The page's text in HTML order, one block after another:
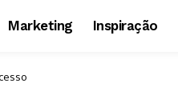
Marketing Inspiração